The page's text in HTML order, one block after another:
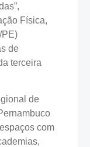
Física,
PE)
de
terceira
de
com